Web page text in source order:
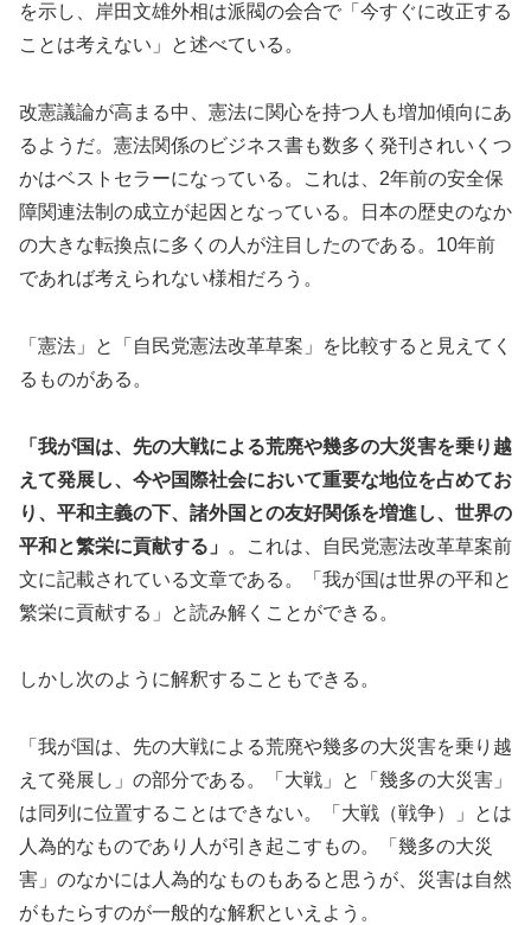
を示し、岸田文雄外相は派閥の会合で「今すぐに改正する
ことは考えない」と述べている。
改憲議論が高まる中、憲法に関心を持つ人も増加傾向にあ
るようだ。憲法関係のビジネス書も数多く発刊されいくつ
かはベストセラーになっている。これは、2年前の安全保
障関連法制の成立が起因となっている。日本の歴史のなか
の大きな転換点に多くの人が注目したのである。10年前
であれば考えられない様相だろう。
「憲法」と「自民党憲法改革草案」を比較すると見えてく
るものがある。
「我が国は、先の大戦による荒廃や幾多の大災害を乗り越
えて発展し、今や国際社会において重要な地位を占めてお
り、平和主義の下、諸外国との友好関係を増進し、世界の
平和と繁栄に貢献する」
。これは、自民党憲法改革草案前
文に記載されている文章である。「我が国は世界の平和と
繁栄に貢献する」と読み解くことができる。
しかし次のように解釈することもできる。
「我が国は、先の大戦による荒廃や幾多の大災害を乗り越
えて発展し」の部分である。「大戦」と「幾多の大災害」
は同列に位置することはできない。「大戦（戦争）」とは
人為的なものであり人が引き起こすもの。「幾多の大災
害」のなかには人為的なものもあると思うが、災害は自然
がもたらすのが一般的な解釈といえよう。